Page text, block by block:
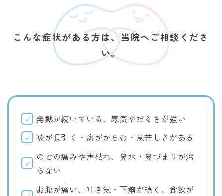
こんな症状がある方は、当院へご相談くださ
い。
発熱が続いている、寒気やだるさが強い
咳が長引く・痰がからむ・息苦しさがある
のどの痛みや声枯れ、鼻水・鼻づまりが治
らない
お腹が痛い、吐き気・下痢が続く、食欲が